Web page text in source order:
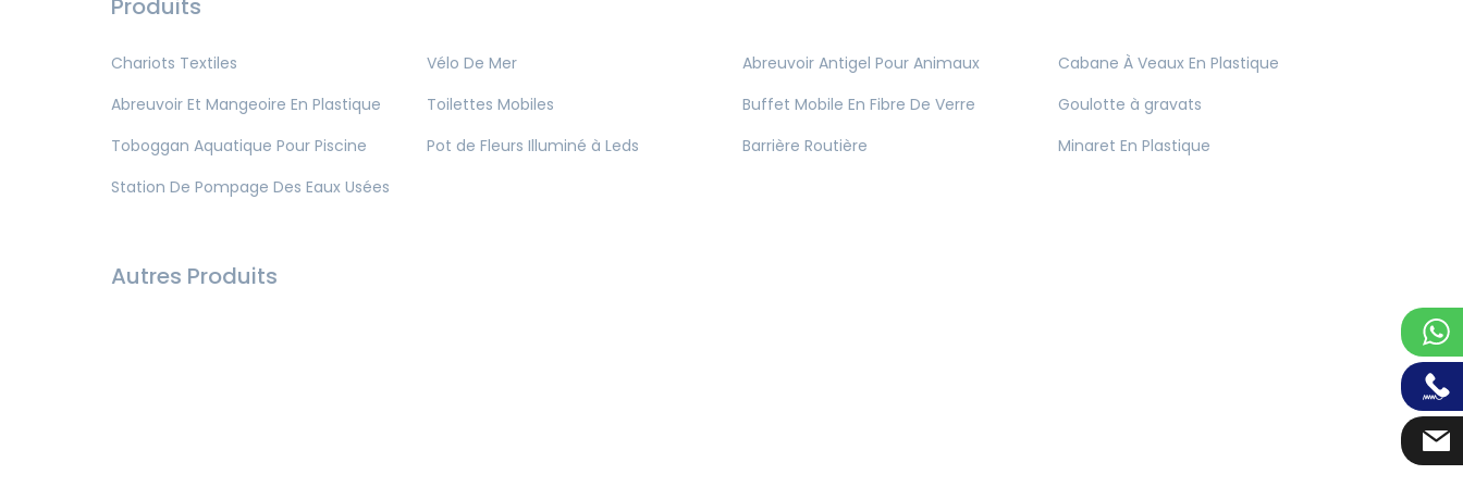
Produits
Chariots Textiles Vélo De Mer Abreuvoir Antigel Pour Animaux
Cabane À Veaux En Plastique
Abreuvoir Et Mangeoire En Plastique
Toilettes Mobiles Buffet Mobile En Fibre De Verre
Goulotte à gravats
Toboggan Aquatique Pour Piscine
Pot de Fleurs Illuminé à Leds Barrière Routière
Minaret En Plastique
Station De Pompage Des Eaux Usées
Autres Produits